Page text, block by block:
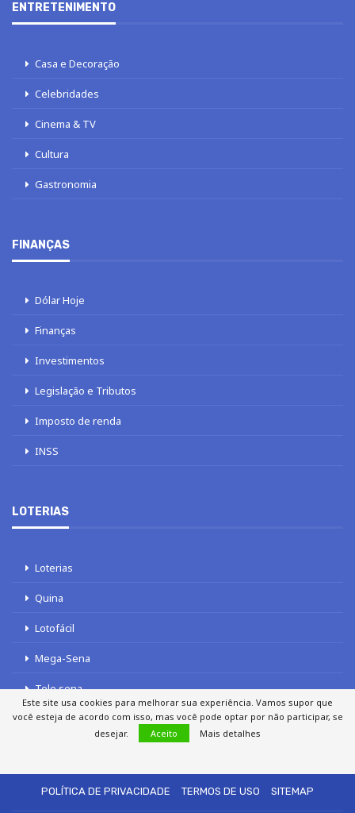
ENTRETENIMENTO
Casa e Decoração
Celebridades
Cinema & TV
Cultura
Gastronomia
FINANÇAS
Dólar Hoje
Finanças
Investimentos
Legislação e Tributos
Imposto de renda
INSS
LOTERIAS
Loterias
Quina
Lotofácil
Mega-Sena
Tele sena
POLÍTICA DE PRIVACIDADE
TERMOS DE USO SITEMAP
Este site usa cookies para melhorar sua experiência. Vamos supor que
você esteja de acordo com isso, mas você pode optar por não participar, se
desejar.
Aceito Mais detalhes